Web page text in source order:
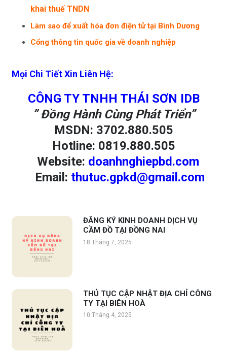
khai thuế TNDN
Làm sao để xuất hóa đơn điện tử tại Bình Dương
Cổng thông tin quốc gia về doanh nghiệp
Mọi Chi Tiết Xin Liên Hệ:
CÔNG TY TNHH THÁI SƠN IDB
” Đồng Hành Cùng Phát Triển”
MSDN: 3702.880.505
Hotline: 0819.880.505
Website: doanhnghiepbd.com
Email : thutuc.gpkd@gmail.com
ĐĂNG KÝ KINH DOANH DỊCH VỤ
CẦM ĐỒ TẠI ĐỒNG NAI
18 Tháng 7, 2025
THỦ TỤC CẬP NHẬT ĐỊA CHỈ CÔNG
TY TẠI BIÊN HOÀ
10 Tháng 4, 2025